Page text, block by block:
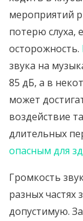
мероприятий
потерю слуха,
осторожность.
звука на
85 дБ, а в
может
воздействие
длительных
опасным для
Громкость
разных частях
допустимую.